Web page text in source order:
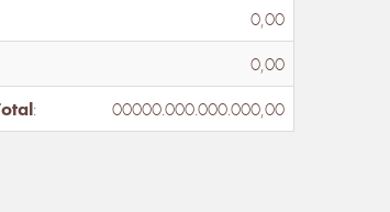
0,00
0,00
: 00000.000.000.000,00